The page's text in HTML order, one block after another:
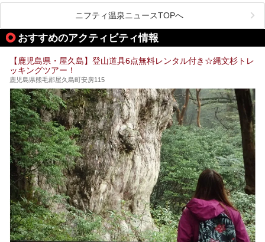
いえる存在です。2023年にいったん閉館しましたが、その
後経営が変わり、復旧作業を実施。2025年4月26日に日帰
り入浴施設としてプレオープンしました。
乗り込みましたが、今回もオープン前日から初日にかけて現
地訪問。リニューアルした浴室・最新情報を中心に、以前と
の相違点や注意事項などを詳細レビューします。
ニフティ温泉ニュースTOPへ
おすすめのアクティビティ情報
【鹿児島県・屋久島】登山道具6点無料レンタル付き☆縄文杉トレ
ッキングツアー！
鹿児島県熊毛郡屋久島町安房115